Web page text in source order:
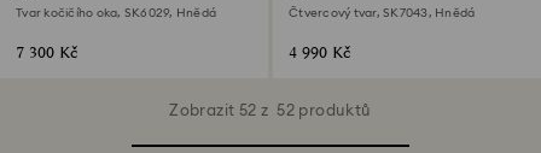
Tvar kočičího oka, SK6029, Hnědá
7 300 Kč
Čtvercový tvar, SK7043, Hnědá
4 990 Kč
Zobrazit 52 z 52 produktů